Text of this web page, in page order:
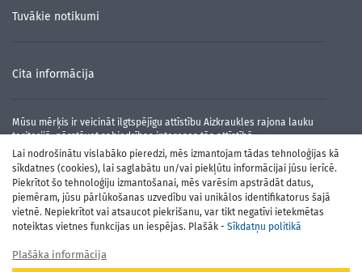
Lai nodrošinātu vislabāko pieredzi, mēs izmantojam tādas tehnoloģijas kā
sīkdatnes (cookies), lai saglabātu un/vai piekļūtu informācijai jūsu ierīcē.
Piekrītot šo tehnoloģiju izmantošanai, mēs varēsim apstrādāt datus,
piemēram, jūsu pārlūkošanas uzvedību vai unikālos identifikatorus šajā
vietnē. Nepiekrītot vai atsaucot piekrišanu, var tikt negatīvi ietekmētas
noteiktas vietnes funkcijas un iespējas. Plašāk - Sīkdatņu politikā
Plašāka informācija
Tuvākie notikumi
Cita informācija
Mūsu mērķis ir veicināt ilgtspējīgu attīstību Aizkraukles rajona lauku
teritorijā, pārstāvot sabiedrības intereses tās attīstībā.
Atbalsta Zemkopības ministrija un Lauku atbalsta dienests